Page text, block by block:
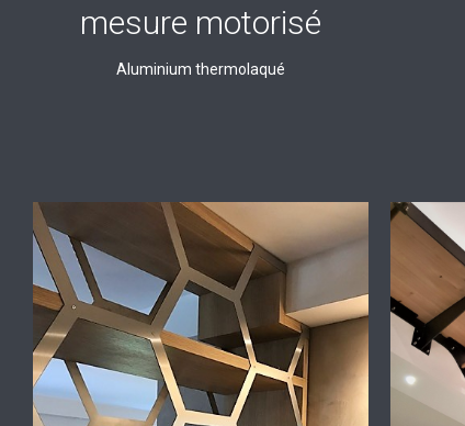
mesure motorisé
Aluminium thermolaqué